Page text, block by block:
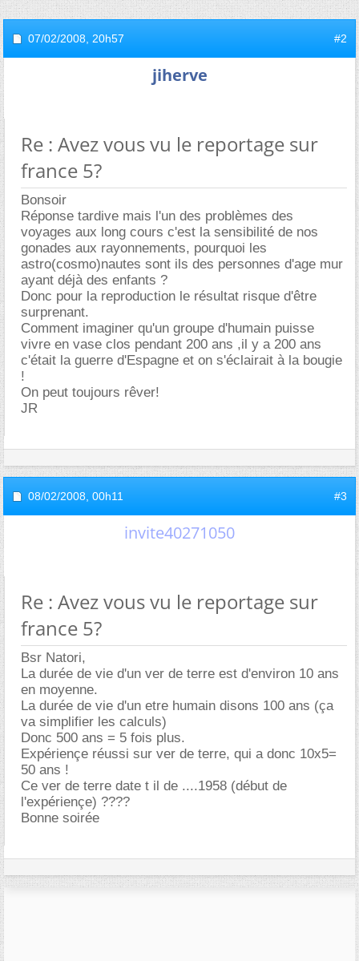
07/02/2008, 20h57 #2
jiherve
Re : Avez vous vu le reportage sur
france 5?
Bonsoir
Réponse tardive mais l'un des problèmes des
voyages aux long cours c'est la sensibilité de nos
gonades aux rayonnements, pourquoi les
astro(cosmo)nautes sont ils des personnes d'age mur
ayant déjà des enfants ?
Donc pour la reproduction le résultat risque d'être
surprenant.
Comment imaginer qu'un groupe d'humain puisse
vivre en vase clos pendant 200 ans ,il y a 200 ans
c'était la guerre d'Espagne et on s'éclairait à la bougie
!
On peut toujours rêver!
JR
08/02/2008, 00h11 #3
invite40271050
Re : Avez vous vu le reportage sur
france 5?
Bsr Natori,
La durée de vie d'un ver de terre est d'environ 10 ans
en moyenne.
La durée de vie d'un etre humain disons 100 ans (ça
va simplifier les calculs)
Donc 500 ans = 5 fois plus.
Expériençe réussi sur ver de terre, qui a donc 10x5=
50 ans !
Ce ver de terre date t il de ....1958 (début de
l'expériençe) ????
Bonne soirée